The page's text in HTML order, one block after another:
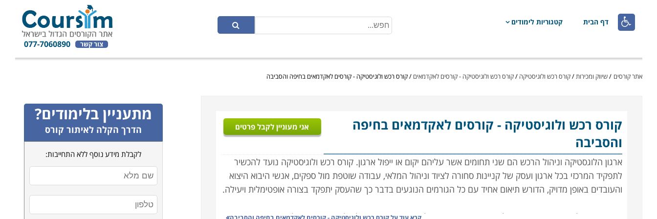
 דף הבית קטגוריות לימודים
צור קשר 077-7060890
אתר קורסים /שיווק ומכירות/קורס רכש ולוגיסטיקה /קורס רכש ולוגיסטיקה - קורסים לאקדמאים /קורס רכש ולוגיסטיקה - קורסים לאקדמאים בחיפה והסביבה
קורס רכש ולוגיסטיקה- קורסים לאקדמאים בחיפה
והסביבה
אני מעוניין לקבל פרטים
ארגון הלוגסטיקה וניהול הרכש הם שני תחומים אשר עליהם יקום או ייפול ארגון. קורס רכש ולוגיסטיקה נועד להכשיר
לתפקיד המרכזי בכל ארגון ועסק של קניינות סחורה לציוד וניהול המלאי, עבודה שוטפת מול ספקים, אנשי היבוא היצוא
והעובדים באופן מדויק, הדורש תיאום אחיד עם כל הגורמים הנוגעים בדבר כך שהעסק יתפקד בצורה אופטימלית ויעילה.
הנושאים הנלמדים בקורס הם ניהול המשאב האנושי, ניהול איכות, ארגון ותפעול מלאי העסק, ניהול הצד הפיננסי,
מתעניין בלימודים?
הדרך הקלה לאיתור קורס
לקבלת מידע נוסף ללא התחייבות: